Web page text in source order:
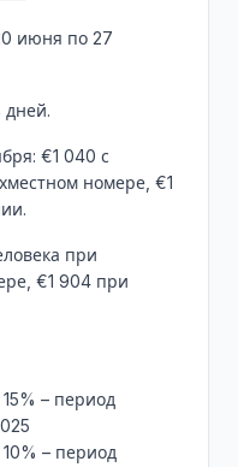
июня по 27
дней.
€1 040 с
номере, €1
при
€1 904 при
– период
– период